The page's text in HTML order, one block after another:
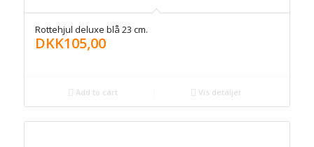
Rottehjul deluxe blå 23 cm.
DKK105,00
Add to cart Vis detaljer